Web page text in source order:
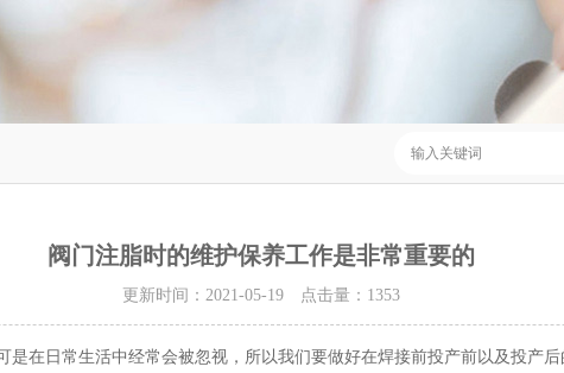
阀门注脂时的维护保养工作是非常重要的
更新时间：2021-05-19 点击量： 1353
是在日常生活中经常会被忽视，所以我们要做好在焊接前投产前以及投产后